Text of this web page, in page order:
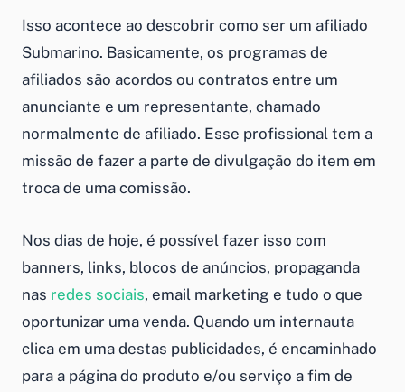
Isso acontece ao descobrir como ser um afiliado
Submarino. Basicamente, os programas de
afiliados são acordos ou contratos entre um
anunciante e um representante, chamado
normalmente de afiliado. Esse profissional tem a
missão de fazer a parte de divulgação do item em
troca de uma comissão.
Nos dias de hoje, é possível fazer isso com
banners, links, blocos de anúncios, propaganda
nas redes sociais, email marketing e tudo o que
oportunizar uma venda. Quando um internauta
clica em uma destas publicidades, é encaminhado
para a página do produto e/ou serviço a fim de